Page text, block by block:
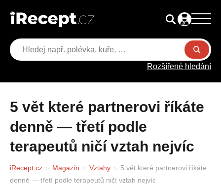
Rozšířené hledání
5 vět které partnerovi říkáte
denně — třetí podle
terapeutů ničí vztah nejvíc
iRecept.cz Magazín Vztahy
5 vět které partnerovi říkáte
denně — třetí podle terapeutů ničí vztah nejvíc